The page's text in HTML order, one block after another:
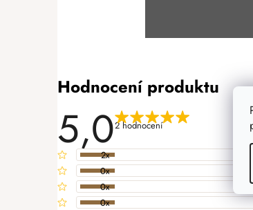
Hodnocení produktu
5,02 hodnocení
2x
0x
0x
0x